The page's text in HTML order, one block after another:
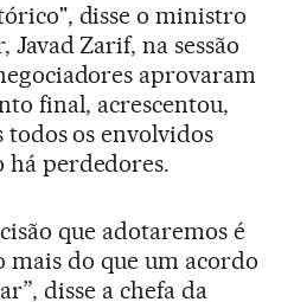
disse o ministro
Zarif, na sessão
aprovaram
final, acrescentou,
todos os envolvidos
há perdedores.
que adotaremos é
mais do que um acordo
disse a chefa da